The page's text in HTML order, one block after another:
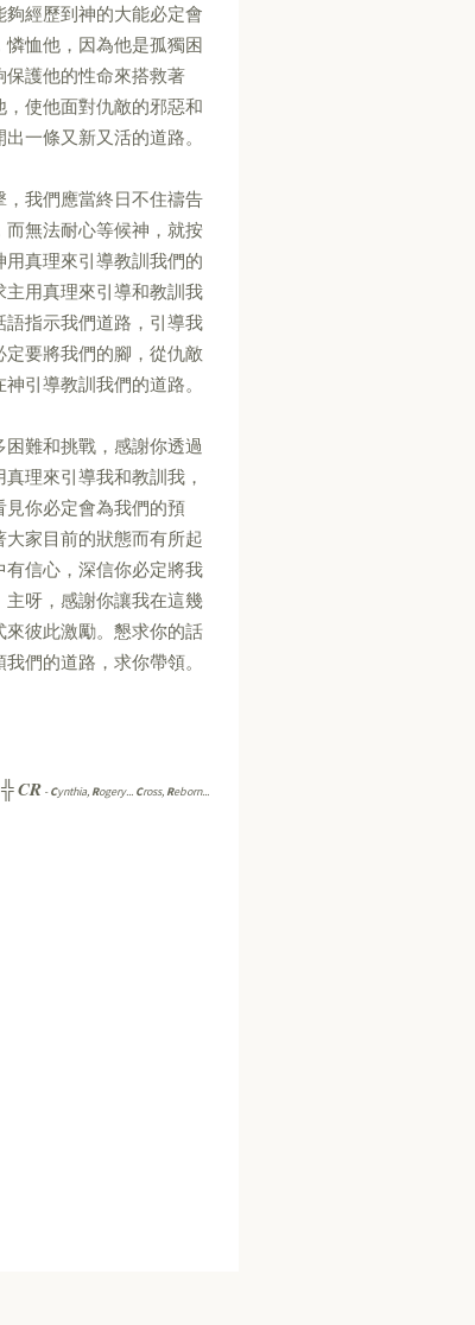
夠經歷到神的大能必定會
恤他，因為他是孤獨困
護他的性命來搭救著
使他面對仇敵的邪惡和
一條又新又活的道路。
我們應當終日不住禱告
無法耐心等候神，就按
真理來引導教訓我們的
用真理來引導和教訓我
指示我們道路，引導我
要將我們的腳，從仇敵
引導教訓我們的道路。
難和挑戰，感謝你透過
理來引導我和教訓我，
你必定會為我們的預
家目前的狀態而有所起
信心，深信你必定將我
呀，感謝你讓我在這幾
彼此激勵。懇求你的話
們的道路，求你帶領。
╬CR -Cynthia, Rogery... Cross, Reborn...